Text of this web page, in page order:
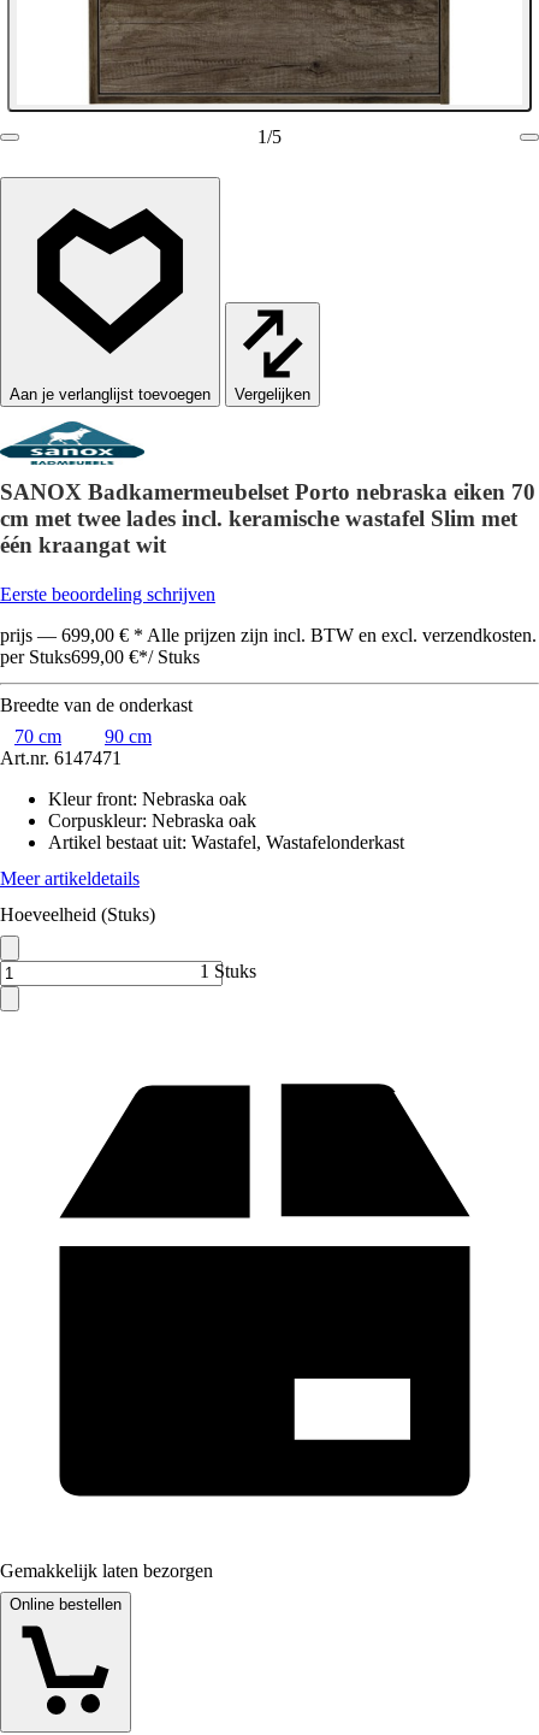
1/5
Vergelijken
SANOX Badkamermeubelset Porto nebraska eiken 70
cm met twee lades incl. keramische wastafel Slim met
één kraangat wit
Eerste beoordeling schrijven
prijs — 699,00 € * Alle prijzen zijn incl. BTW en excl. verzendkosten.
per Stuks699,00 €*/ Stuks
Breedte van de onderkast
70 cm
90 cm
Art.nr. 6147471
Kleur front: Nebraska oak
Corpuskleur: Nebraska oak
Artikel bestaat uit: Wastafel, Wastafelonderkast
Meer artikeldetails
Hoeveelheid (Stuks)
1 Stuks
Gemakkelijk laten bezorgen
Online bestellen